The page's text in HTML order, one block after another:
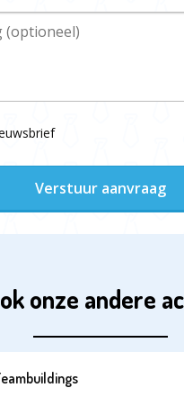
Verstuur aanvraag
onze andere